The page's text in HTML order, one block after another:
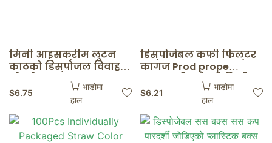
मिनी आइसक्रीम लुटन
काठको डिस्पोजल विवाह
भोजवेयर काठका काठका
काठका काठका काठका
काठका काठ डॉबन स्कुश
चानन किचन टूबन
$6.75
भाडोमा
हाल
डिस्पोजेबल कफी फिल्टर
कागज Prod prope
वातावरणीय मैत्री निजी V-
आकारको कागज फिल्टर
फिल्टर कफी फिल्टर
घटाईट फिल्टर ब्याग
$6.21
भाडोमा
हाल